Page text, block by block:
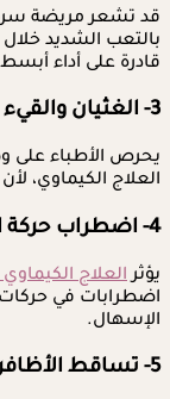
قد تشعر مريضة
بالتعب الشديد خلال
قادرة على أداء
3- الغثيان والقيء
يحرص الأطباء على
العلاج الكيماوي،
4- اضطراب حركة الأمعاء
يؤثرالعلاج الكيماوي
اضطرابات في حركات
الإسهال.
5- تساقط الأظافر